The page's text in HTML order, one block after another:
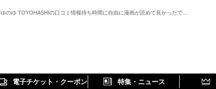
ゆのゆ TOYOHASHIの口コミ情報待ち時間に自由に漫画が読めて良かったで…
電子チケット・クーポン 特集・ニュース